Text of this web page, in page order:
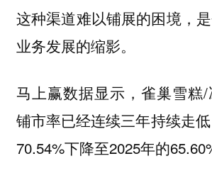
这种渠道难以铺展的困境，
业务发展的缩影。
马上赢数据显示，雀巢雪糕
铺市率已经连续三年持续走
70.54%下降至2025年的